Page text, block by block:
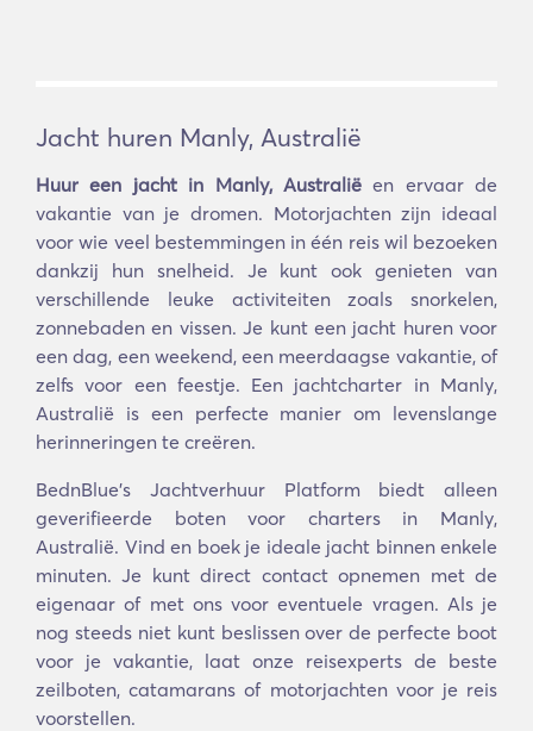
Jacht huren Manly, Australië
Huur een jacht in Manly, Australiëen ervaar de
vakantie van je dromen. Motorjachten zijn ideaal
voor wie veel bestemmingen in één reis wil bezoeken
dankzij hun snelheid. Je kunt ook genieten van
verschillende leuke activiteiten zoals snorkelen,
zonnebaden en vissen. Je kunt een jacht huren voor
een dag, een weekend, een meerdaagse vakantie, of
zelfs voor een feestje. Een jachtcharter in Manly,
Australië is een perfecte manier om levenslange
herinneringen te creëren.
BednBlue's Jachtverhuur Platform biedt alleen
geverifieerde boten voor charters in Manly,
Australië. Vind en boek je ideale jacht binnen enkele
minuten. Je kunt direct contact opnemen met de
eigenaar of met ons voor eventuele vragen. Als je
nog steeds niet kunt beslissen over de perfecte boot
voor je vakantie, laat onze reisexperts de beste
zeilboten, catamarans of motorjachten voor je reis
voorstellen.